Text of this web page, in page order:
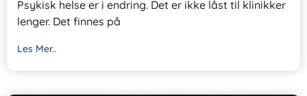
Psykisk helse er i endring. Det er ikke låst til klinikker
lenger. Det finnes på
Les Mer..